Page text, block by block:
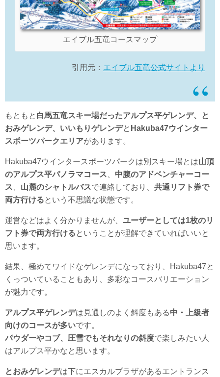
エイブル五竜コースマップ
引用元： エイブル五竜公式サイトより
もともと 白馬五竜スキー場だったアルプス平ゲレンデ、と
おみゲレンデ、いいもりゲレンデと Hakuba47ウインター
スポーツパークエリアがあります。
Hakuba47ウインタースポーツパークは別スキー場とは山頂
のアルプス平パノラマコース、 中腹のアドベンチャーコー
ス、 山麓のシャトルバスで連絡しており、 共通リフト券で
両方行けるという不思議な状態です。
運営などはよく分かりませんが、 ユーザーとしては1枚のリ
フト券で両方行けるということが理解できていればいいと
思います。
結果、極めてワイドなゲレンデになっており、Hakuba47と
くっついていることもあり、多彩なコースバリエーション
が魅力です。
アルプス平ゲレンデは見通しのよく斜度もある中・上級者
向けのコースが多いです。
パウダーやコブ、圧雪でもそれなりの斜度で楽しみたい人
はアルプス平かなと思います。
とおみゲレンデは下にエスカルプラザがあるエントランス